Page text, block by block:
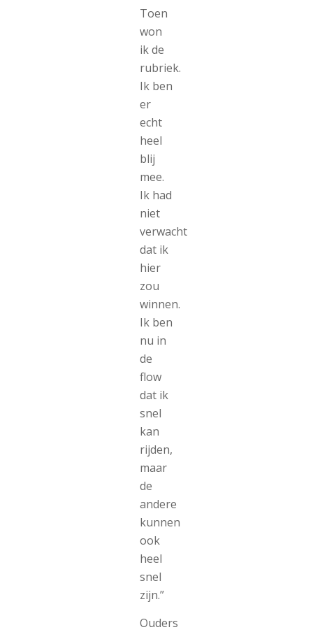
Toen
won
ik de
rubriek.
Ik ben
er
echt
heel
blij
mee.
Ik had
niet
verwacht
dat ik
hier
zou
winnen.
Ik ben
nu in
de
flow
dat ik
snel
kan
rijden,
maar
de
andere
kunnen
ook
heel
snel
zijn.”
Ouders